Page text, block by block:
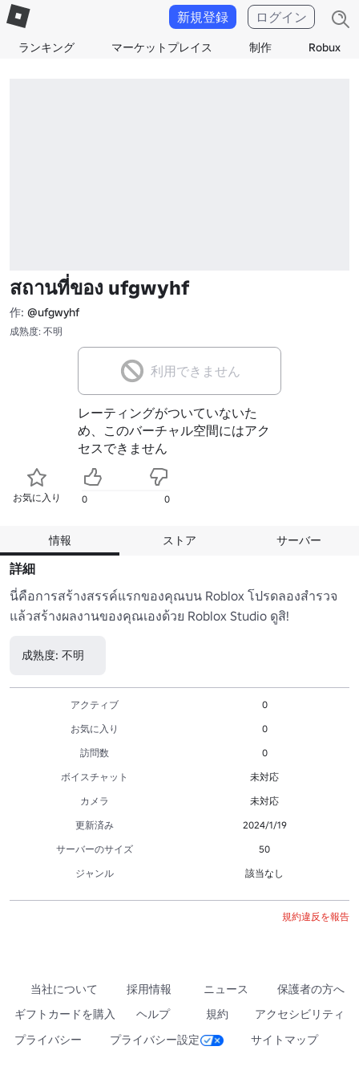
ランキング マーケットプレイス 制作 Robux
新規登録 ログイン
สถานที่ของ ufgwyhf
作: @ufgwyhf
成熟度: 不明
利用できません
レーティングがついていないた
め、このバーチャル空間にはアク
セスできません
お気に入り 0 0
情報 ストア サーバー
詳細
นี่คือการสร้างสรรค์แรกของคุณบน Roblox โปรดลองสำรวจ
แล้วสร้างผลงานของคุณเองด้วย Roblox Studio ดูสิ!
成熟度: 不明
アクティブ
0
お気に入り
0
訪問数
0
ボイスチャット
未対応
カメラ
未対応
更新済み
2024/1/19
サーバーのサイズ
50
ジャンル
該当なし
規約違反を報告
当社について 採用情報 ニュース
保護者の方へ
ギフトカードを購入
ヘルプ 規約
アクセシビリティ
プライバシー
プライバシー設定 サイトマップ